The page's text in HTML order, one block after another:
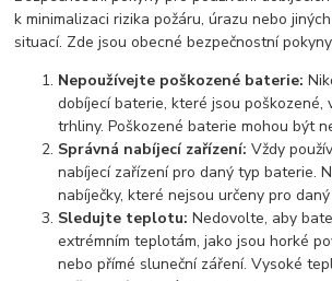
k minimalizaci rizika požáru, úrazu nebo
situací. Zde jsou obecné bezpečnostní
Nepoužívejte poškozené baterie:
dobíjecí baterie, které jsou poškozené,
trhliny. Poškozené baterie mohou být
Správná nabíjecí zařízení: Vždy
nabíjecí zařízení pro daný typ baterie.
nabíječky, které nejsou určeny pro
Sledujte teplotu: Nedovolte, aby
extrémním teplotám, jako jsou horké
nebo přímé sluneční záření. Vysoké